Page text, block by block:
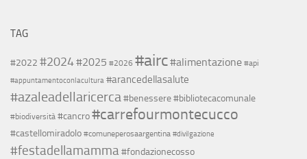
TAG
#2022 #2024#2025 #2026 #airc#alimentazione #api
#appuntamentoconlacultura #arancedellasalute
#azaleadellaricerca#benessere#bibliotecacomunale
#biodiversità #cancro#carrefourmontecucco
#castellomiradolo #comuneperosaargentina #divilgazione
#festadellamamma #fondazionecosso